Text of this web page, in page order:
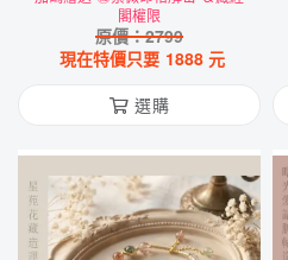
閣權限
原價：2799
現在特價只要 1888 元
選購